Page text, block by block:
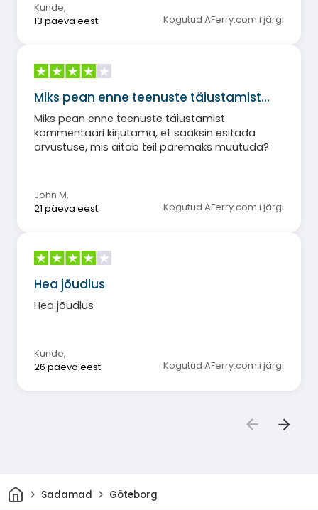
Kunde,
13 päeva eest
Kogutud AFerry.com i järgi
Miks pean enne teenuste täiustamist…
Miks pean enne teenuste täiustamist
kommentaari kirjutama, et saaksin esitada
arvustuse, mis aitab teil paremaks muutuda?
John M,
21 päeva eest
Kogutud AFerry.com i järgi
Hea jõudlus
Hea jõudlus
Kunde,
26 päeva eest
Kogutud AFerry.com i järgi
Avaleht
Sadamad Göteborg